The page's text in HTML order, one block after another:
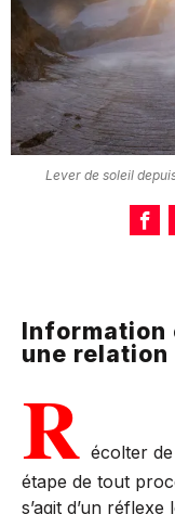
Lever de soleil
une
R écolter
étape de tout
s’agit d’un